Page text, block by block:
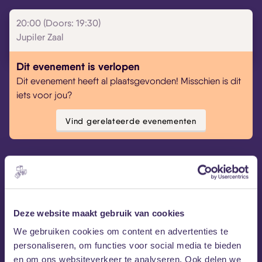
Deze website maakt gebruik van cookies
We gebruiken cookies om content en advertenties te
personaliseren, om functies voor social media te bieden
en om ons websiteverkeer te analyseren. Ook delen we
20:00 (Doors: 19:30)
Jupiler Zaal
Dit evenement is verlopen
Dit evenement heeft al plaatsgevonden! Misschien is dit
iets voor jou?
Vind gerelateerde evenementen
Quiz’Mis een gezellige muziekquiz met uitdagende,
grappige en breinbrekende vragen voor de muziekfreak,